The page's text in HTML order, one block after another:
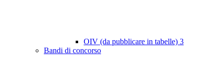
OIV (da pubblicare in tabelle) 3
Bandi di concorso